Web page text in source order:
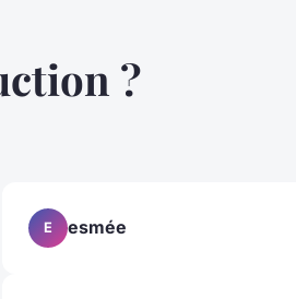
?
E esmée